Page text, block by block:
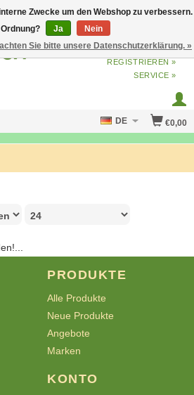
ANMELDENODERJETZT
REGISTRIEREN »
SERVICE »
€0,00
DE
PRODUKTE
Alle Produkte
Neue Produkte
Angebote
Marken
KONTO
Zwecke um den Webshop zu verbessern.
Ja
Nein
Sie bitte unsere Datenschutzerklärung. »